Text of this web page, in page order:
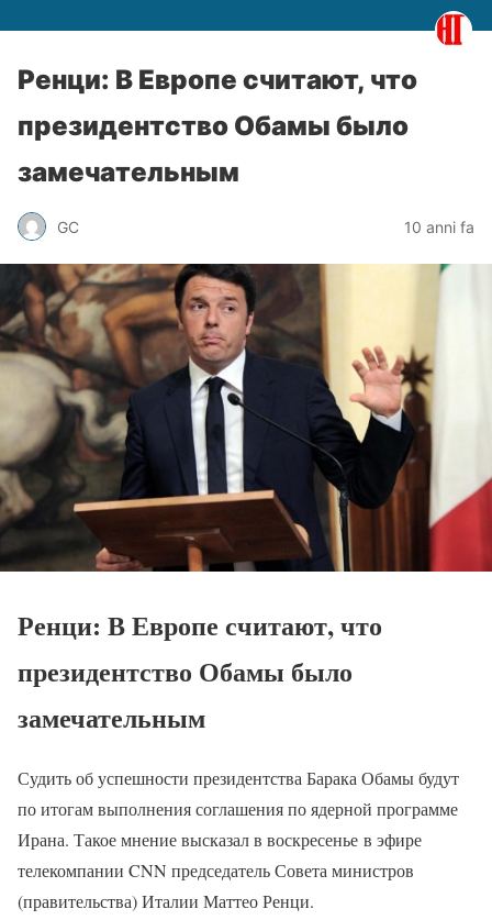
Ренци: В Европе считают, что
президентство Обамы было
замечательным
GC 10 anni fa
Ренци: В Европе считают, что
президентство Обамы было
замечательным
Судить об успешности президентства Барака Обамы будут
по итогам выполнения соглашения по ядерной программе
Ирана. Такое мнение высказал в воскресенье в эфире
телекомпании CNN председатель Совета министров
(правительства) Италии Маттео Ренци.